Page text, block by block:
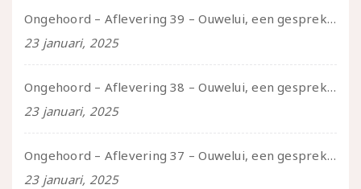
Ongehoord – Aflevering 39 – Ouwelui, een gesprek met Pepijn en Ivo over hun regenbooggezin, eigenzinnig ouder worden en Cruise Control
23 januari, 2025
Ongehoord – Aflevering 38 – Ouwelui, een gesprek met vreer over behoefte aan geborgenheid en het behouden van je idealen
23 januari, 2025
Ongehoord – Aflevering 37 – Ouwelui, een gesprek met non over seksualiteit, transitie en ageism
23 januari, 2025